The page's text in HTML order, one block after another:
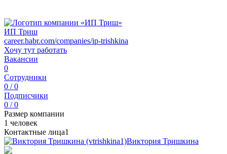
ИП Триш
career.habr.com/companies/ip-trishkina
Хочу тут работать
Вакансии
0
Сотрудники
0 / 0
Подписчики
0 / 0
Размер компании
1 человек
Контактные лица1
Виктория Тришкина